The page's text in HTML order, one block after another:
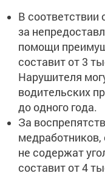
В соответствии
за
помощи
составит от 3
Нарушителя
водительских
до одного года.
За
медработников,
не содержат
составит от 4